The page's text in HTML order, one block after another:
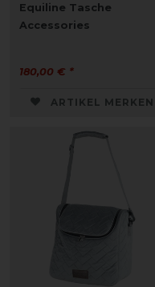
Equiline Tasche
Accessories
180,00 € *
ARTIKEL MERKEN